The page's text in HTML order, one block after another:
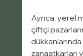
Ayrıca, yerel
çiftçi
zanaatkarları